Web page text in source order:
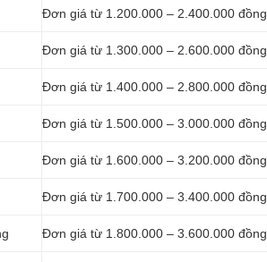
Đơn giá từ 1.200.000 – 2.400.000 đồng
Đơn giá từ 1.300.000 – 2.600.000 đồng
Đơn giá từ 1.400.000 – 2.800.000 đồng
Đơn giá từ 1.500.000 – 3.000.000 đồng
Đơn giá từ 1.600.000 – 3.200.000 đồng
Đơn giá từ 1.700.000 – 3.400.000 đồng
Đơn giá từ 1.800.000 – 3.600.000 đồng